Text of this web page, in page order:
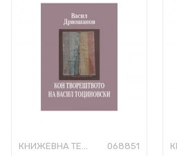
КНИЖЕВНА ТЕОРИЈА И КРИТИКА 068851